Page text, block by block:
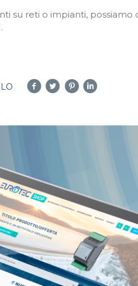
su reti o impianti,